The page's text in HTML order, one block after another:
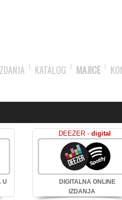
KATALOG MAJICE
U
DEEZER - digital
DIGITALNA ONLINE
IZDANJA